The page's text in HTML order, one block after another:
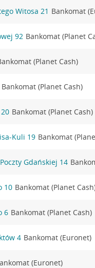
Witosa 21 Bankomat
92 Bankomat (Planet
(Planet Cash)
Bankomat (Planet Cash)
Bankomat (Planet Cash)
Kuli 19 Bankomat
Gdańskiej 14
10 Bankomat (Planet
6 Bankomat (Planet Cash)
4 Bankomat (Euronet)
(Euronet)